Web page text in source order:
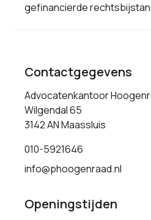
gefinancierde
Contactgegevens
Advocatenkantoor
Wilgendal 65
3142 AN Maassluis
010-5921646
info@phoogenraad.nl
Openingstijden